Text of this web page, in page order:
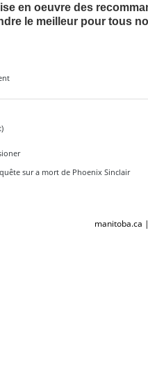
en oeuvre des
le meilleur pour tous
sur a mort de Phoenix Sinclair
manitoba.ca